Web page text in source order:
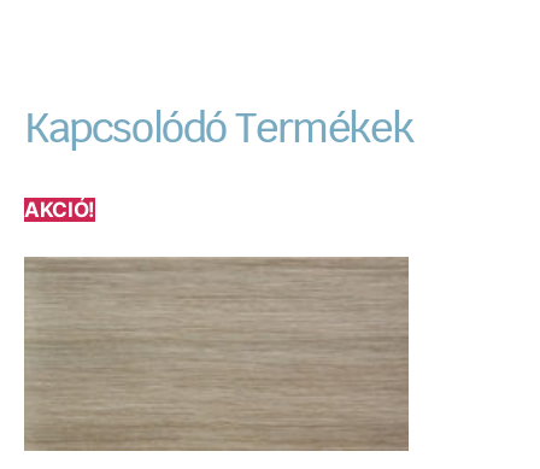
Kapcsolódó Termékek
AKCIÓ!